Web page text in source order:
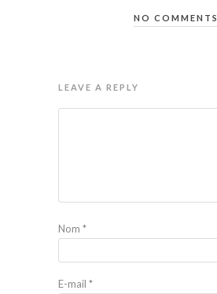
NO COMMENTS
LEAVE A REPLY
Nom *
E-mail *